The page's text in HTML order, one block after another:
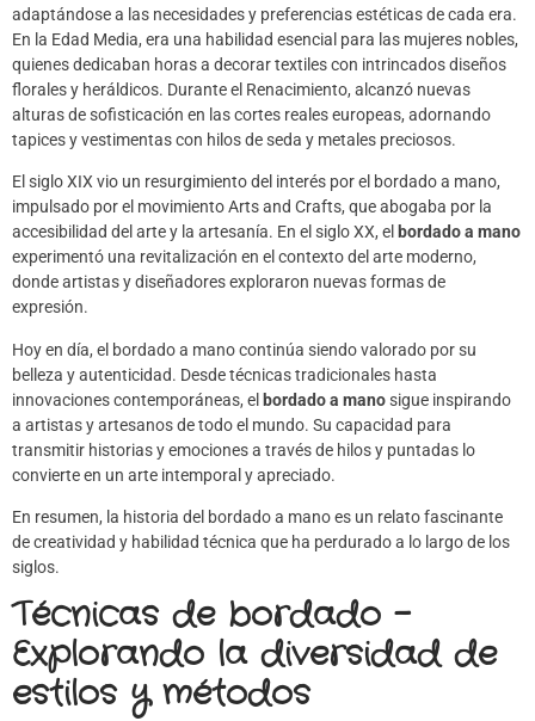
adaptándose a las necesidades y preferencias estéticas de cada era.
En la Edad Media, era una habilidad esencial para las mujeres nobles,
quienes dedicaban horas a decorar textiles con intrincados diseños
florales y heráldicos. Durante el Renacimiento, alcanzó nuevas
alturas de sofisticación en las cortes reales europeas, adornando
tapices y vestimentas con hilos de seda y metales preciosos.
El siglo XIX vio un resurgimiento del interés por el bordado a mano,
impulsado por el movimiento Arts and Crafts, que abogaba por la
accesibilidad del arte y la artesanía. En el siglo XX, el bordado a mano
experimentó una revitalización en el contexto del arte moderno,
donde artistas y diseñadores exploraron nuevas formas de
expresión.
Hoy en día, el bordado a mano continúa siendo valorado por su
belleza y autenticidad. Desde técnicas tradicionales hasta
innovaciones contemporáneas, elbordado a manosigue inspirando
a artistas y artesanos de todo el mundo. Su capacidad para
transmitir historias y emociones a través de hilos y puntadas lo
convierte en un arte intemporal y apreciado.
En resumen, la historia del bordado a mano es un relato fascinante
de creatividad y habilidad técnica que ha perdurado a lo largo de los
siglos.
Técnicas de bordado –
Explorando la diversidad de
estilos y métodos